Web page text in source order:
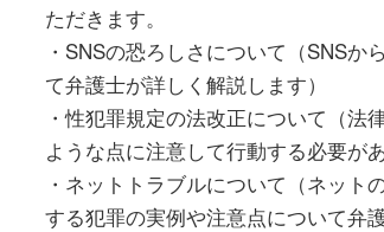
ただきます。
・SNSの恐ろしさについて（SNS
て弁護士が詳しく解説します）
・性犯罪規定の法改正について（
ような点に注意して行動する必要が
・ネットトラブルについて（ネッ
する犯罪の実例や注意点について弁